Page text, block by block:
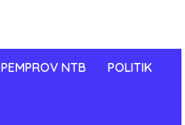
PEMPROV NTB POLITIK